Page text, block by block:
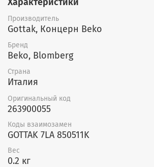
Производитель
Gottak, Концерн Beko
Бренд
Beko, Blomberg
Страна
Италия
Оригинальный код
263900055
Коды взаимозамен
GOTTAK 7LA 850511K
Вес
0.2 кг